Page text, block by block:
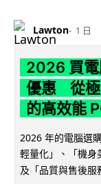
Lawton 1 日
2026 買電
優惠 從極
的高效能
2026 年的電腦選
輕量化」、「機身
及「品質與售後服